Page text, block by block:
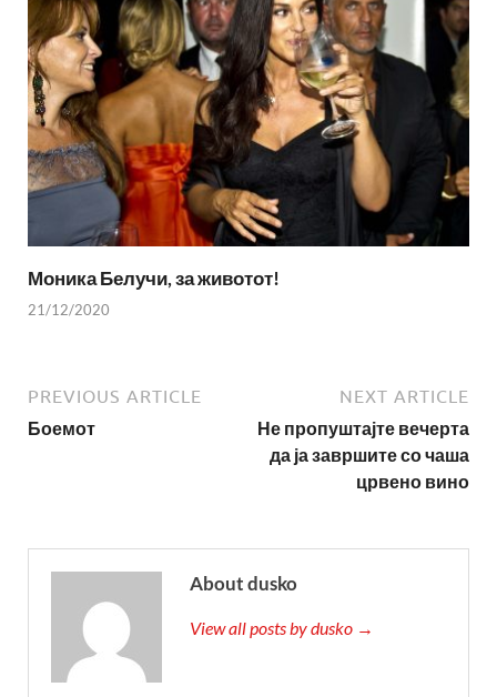
Моника Белучи, за животот!
21/12/2020
PREVIOUS ARTICLE
Боемот
NEXT ARTICLE
Не пропуштајте вечерта
да ја завршите со чаша
црвено вино
About dusko
View all posts by dusko →